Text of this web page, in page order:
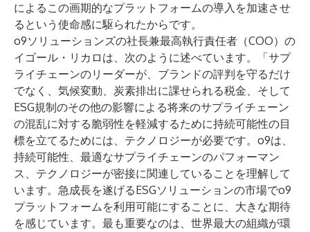
によるこの画期的なプラットフォームの導入を加速させ
るという使命感に駆られたからです。
o9ソリューションズの社長兼最高執行責任者（COO）の
イゴール・リカロは、次のように述べています。「サプ
ライチェーンのリーダーが、ブランドの評判を守るだけ
でなく、気候変動、炭素排出に課せられる税金、そして
ESG規制のその他の影響による将来のサプライチェーン
の混乱に対する脆弱性を軽減するために持続可能性の目
標を立てるためには、テクノロジーが必要です。o9は、
持続可能性、最適なサプライチェーンのパフォーマン
ス、テクノロジーが密接に関連していることを理解して
います。急成長を遂げるESGソリューションの市場でo9
プラットフォームを利用可能にすることに、大きな期待
を感じています。最も重要なのは、世界最大の組織が環